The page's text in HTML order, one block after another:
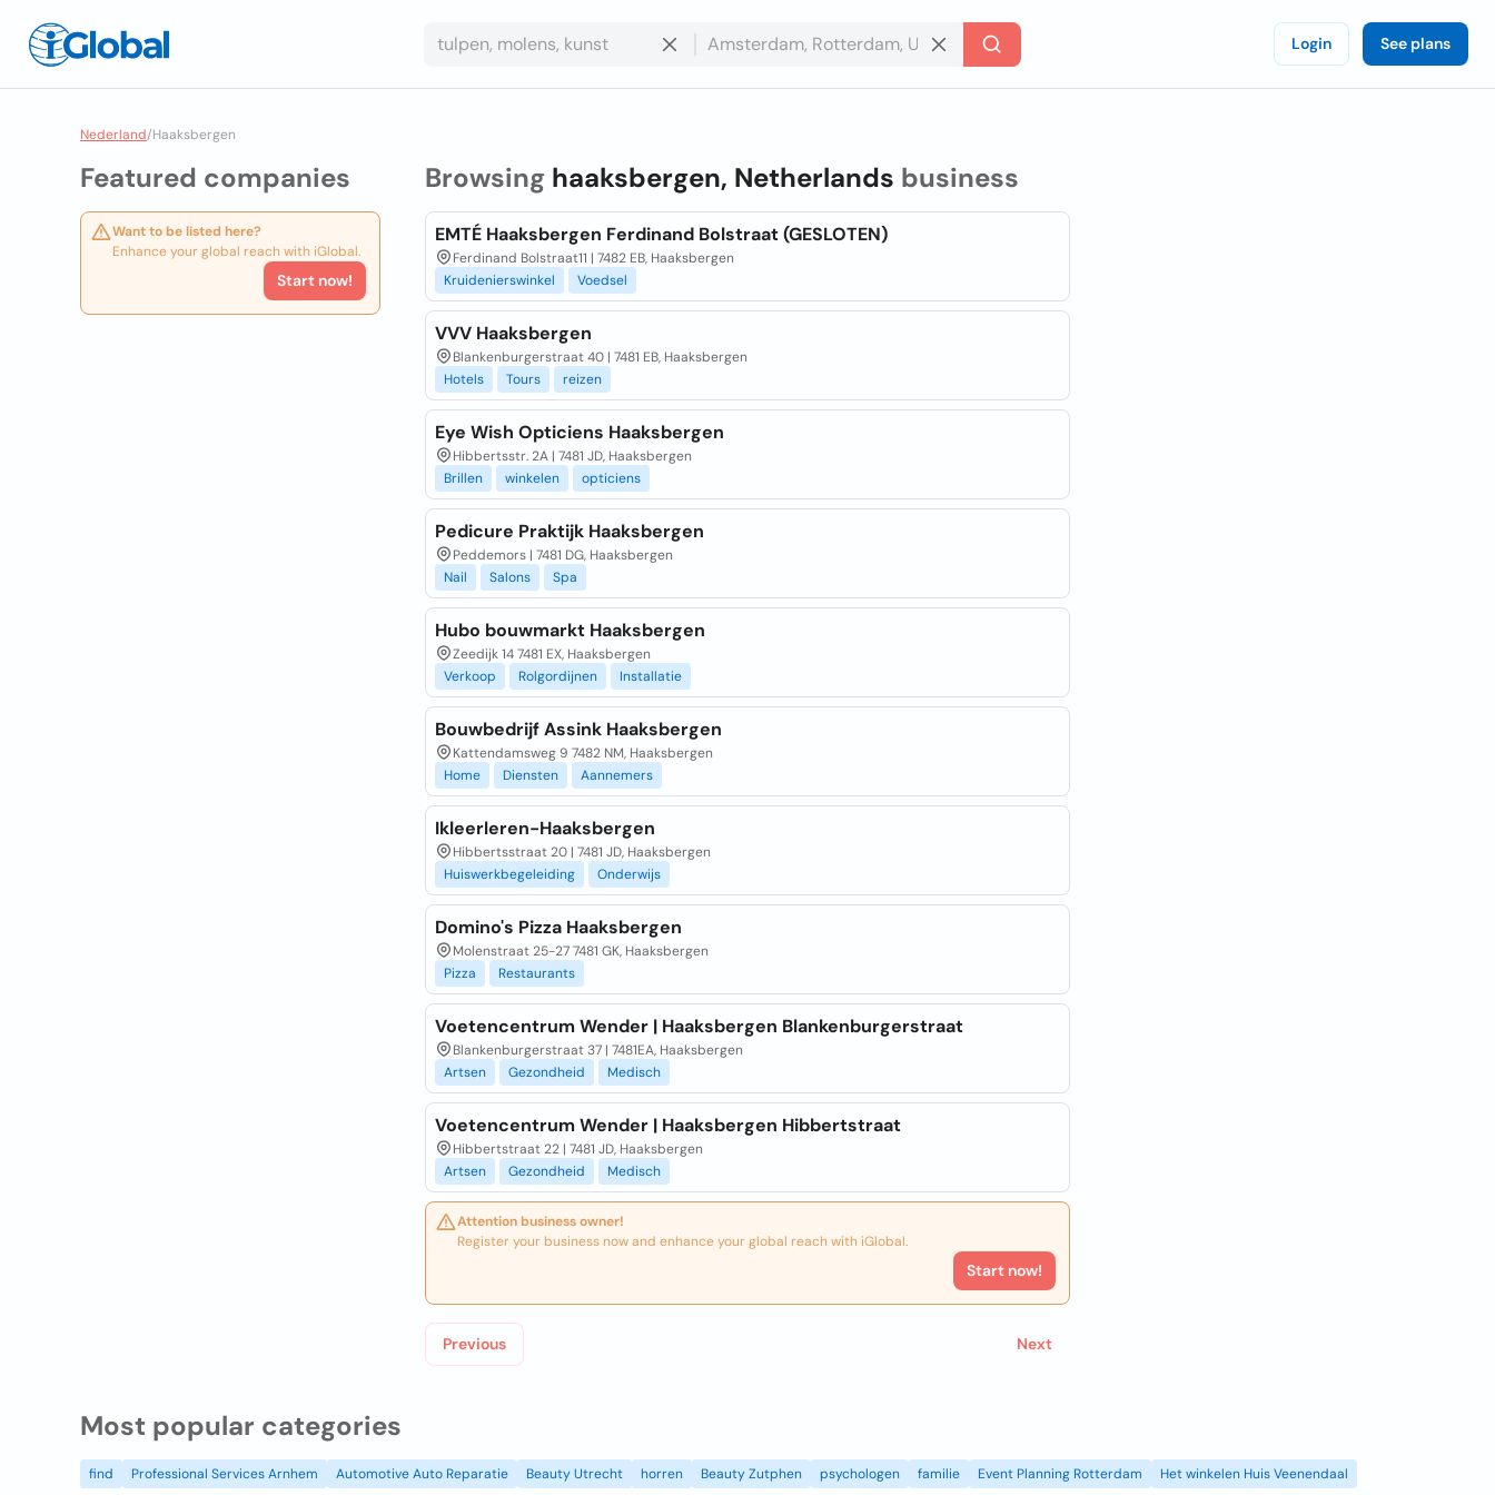
Login See plans
Nederland/Haaksbergen
Featured companies
Want to be listed here?
Enhance your global reach with iGlobal.
Start now!
Browsing haaksbergen, Netherlands business
EMTÉ Haaksbergen Ferdinand Bolstraat (GESLOTEN)
Ferdinand Bolstraat11 | 7482 EB, Haaksbergen
Kruidenierswinkel
Voedsel
VVV Haaksbergen
Blankenburgerstraat 40 | 7481 EB, Haaksbergen
Hotels
Tours reizen
Eye Wish Opticiens Haaksbergen
Hibbertsstr. 2A | 7481 JD, Haaksbergen
Brillen
winkelen opticiens
Pedicure Praktijk Haaksbergen
Peddemors | 7481 DG, Haaksbergen
Nail
Salons Spa
Hubo bouwmarkt Haaksbergen
Zeedijk 14 7481 EX, Haaksbergen
Verkoop
Rolgordijnen Installatie
Bouwbedrijf Assink Haaksbergen
Kattendamsweg 9 7482 NM, Haaksbergen
Home
Diensten Aannemers
Ikleerleren-Haaksbergen
Hibbertsstraat 20 | 7481 JD, Haaksbergen
Huiswerkbegeleiding
Onderwijs
Domino's Pizza Haaksbergen
Molenstraat 25-27 7481 GK, Haaksbergen
Pizza
Restaurants
Voetencentrum Wender | Haaksbergen Blankenburgerstraat
Blankenburgerstraat 37 | 7481EA, Haaksbergen
Artsen
Gezondheid Medisch
Voetencentrum Wender | Haaksbergen Hibbertstraat
Hibbertstraat 22 | 7481 JD, Haaksbergen
Artsen
Gezondheid Medisch
Attention business owner!
Register your business now and enhance your global reach with iGlobal.
Start now!
Previous Next
Most popular categories
find Professional Services Arnhem Automotive Auto Reparatie Beauty Utrecht horren Beauty Zutphen psychologen familie Event Planning Rotterdam Het winkelen Huis Veenendaal